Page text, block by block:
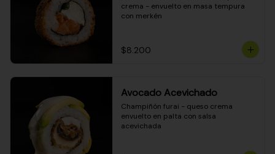
crema - envuelto en masa tempura
con merkén
$8.200
Avocado Acevichado
Champiñón furai - queso crema
envuelto en palta con salsa
acevichada